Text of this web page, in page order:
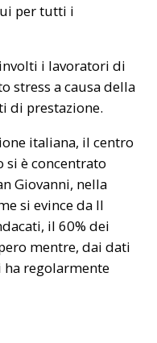
per tutti i
i lavoratori di
stress a causa della
di prestazione.
italiana, il centro
è concentrato
Giovanni, nella
si evince da Il
il 60% dei
mentre, dai dati
ha regolarmente